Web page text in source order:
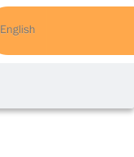
English